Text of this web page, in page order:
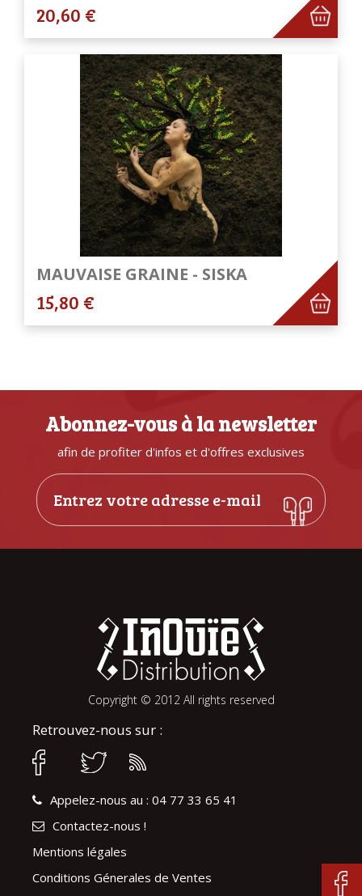
20,60 €
MAUVAISE GRAINE - SISKA
15,80 €
Abonnez-vous à la newsletter
afin de profiter d'infos et d'offres exclusives
Copyright © 2012 All rights reserved
Retrouvez-nous sur :
Appelez-nous au : 04 77 33 65 41
Contactez-nous !
Mentions légales
Conditions Génerales de Ventes